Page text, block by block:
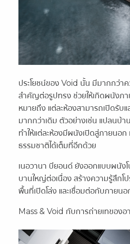
ประโยชน์ของ Void นั้น มีมากกว่าค
สำคัญต่อรูปทรง ช่วยให้เกิดผนังภ
หมายถึง แต่ละห้องสามารถเปิดรับ
มากกว่าเดิม ตัวอย่างเช่น แปลนบ้า
ทำให้แต่ละห้องมีผนังเปิดสู่ภายนอก
ธรรมชาติได้เต็มที่อีกด้วย
เนอวานา บียอนด์ ยังออกแบบผนังโ
บานใหญ่ต่อเนื่อง สร้างความรู้สึกโ
พื้นที่เปิดโล่ง และเชื่อมต่อกับภายนอ
Mass & Void กับการถ่ายเทของอ